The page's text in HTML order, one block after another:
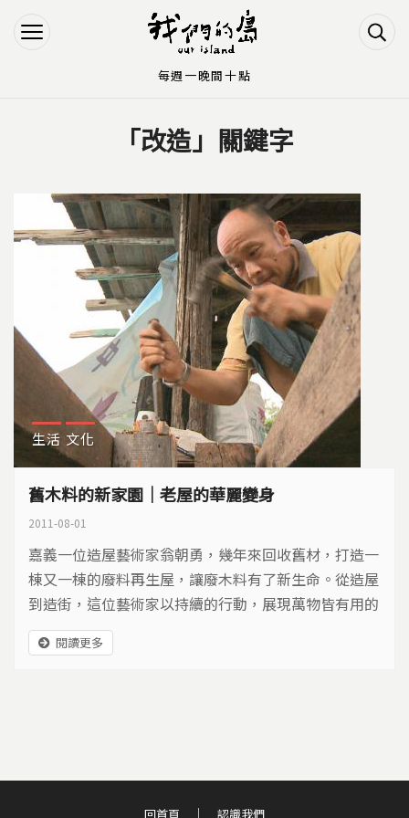
Jump to Navigation
Jump to Main content
「改造」關鍵字
生活 文化
舊木料的新家園｜老屋的華麗變身
2011-08-01
嘉義一位造屋藝術家翁朝勇，幾年來回收舊材，打造一
棟又一棟的廢料再生屋，讓廢木料有了新生命。從造屋
到造街，這位藝術家以持續的行動，展現萬物皆有用的
思維…
閱讀更多
回首頁 認識我們
每週一晚間十點